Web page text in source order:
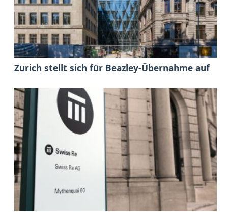
Zurich stellt sich für Beazley-Übernahme auf